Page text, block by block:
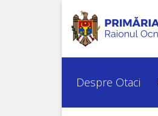
Istoria
Despre Otaci